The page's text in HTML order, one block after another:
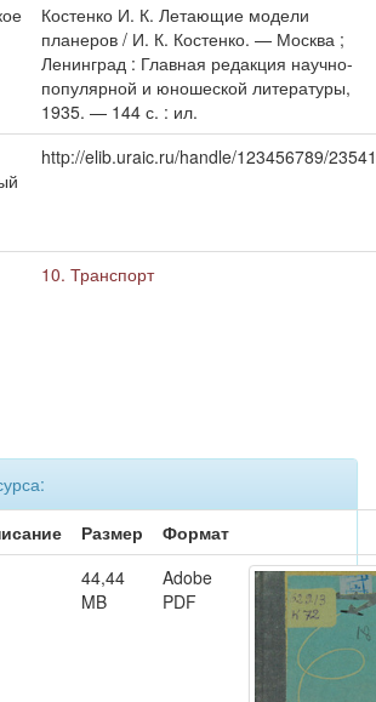
Костенко И. К. Летающие модели
планеров / И. К. Костенко. — Москва ;
Ленинград : Главная редакция научно-
популярной и юношеской литературы,
1935. — 144 с. : ил.
http://elib.uraic.ru/handle/123456789/23541
10. Транспорт
Размер
Формат
44,44
MB
Adobe
PDF